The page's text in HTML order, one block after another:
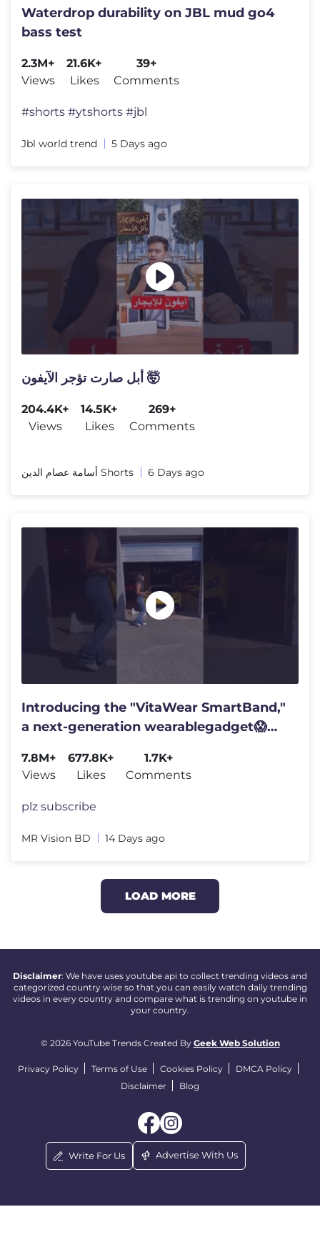
Waterdrop durability on JBL mud go4
bass test
2.3M+
Views
21.6K+
Likes
39+
Comments
#shorts #ytshorts #jbl
Jbl world trend 5 Days ago
أبل صارت تؤجر الآيفون 🤯
204.4K+
Views
14.5K+
Likes
269+
Comments
أسامة عصام الدين Shorts 6 Days ago
Introducing the "VitaWear SmartBand,"
a next-generation wearablegadget😱
7.8M+
Views
677.8K+
Likes
1.7K+
Comments
plz subscribe
MR Vision BD 14 Days ago
LOAD MORE
Disclaimer: We have uses youtube api to collect trending videos and
categorized country wise so that you can easily watch daily trending
videos in every country and compare what is trending on youtube in
your country.
© 2026 YouTube Trends Created By Geek Web Solution
Privacy Policy Terms of Use Cookies Policy
DMCA Policy
Disclaimer
Blog
Write For Us Advertise With Us